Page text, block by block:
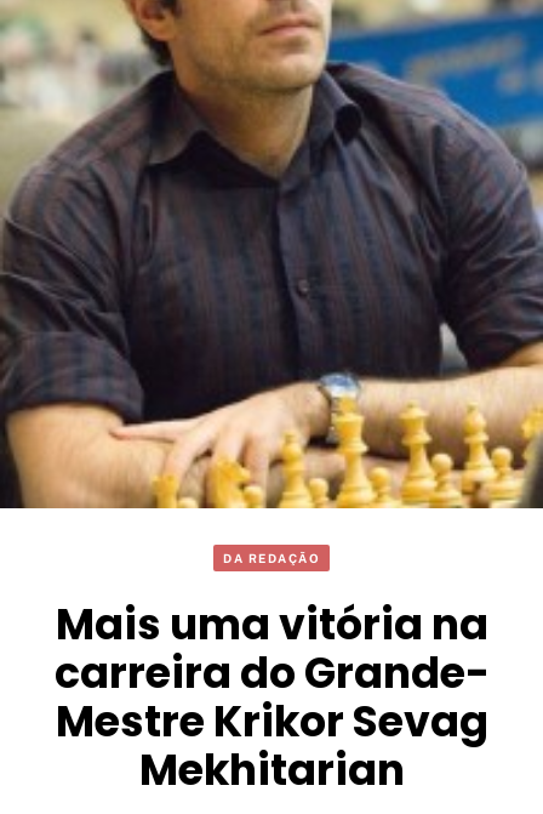
DA REDAÇÃO
Mais uma vitória na
carreira do Grande-
Mestre Krikor Sevag
Mekhitarian